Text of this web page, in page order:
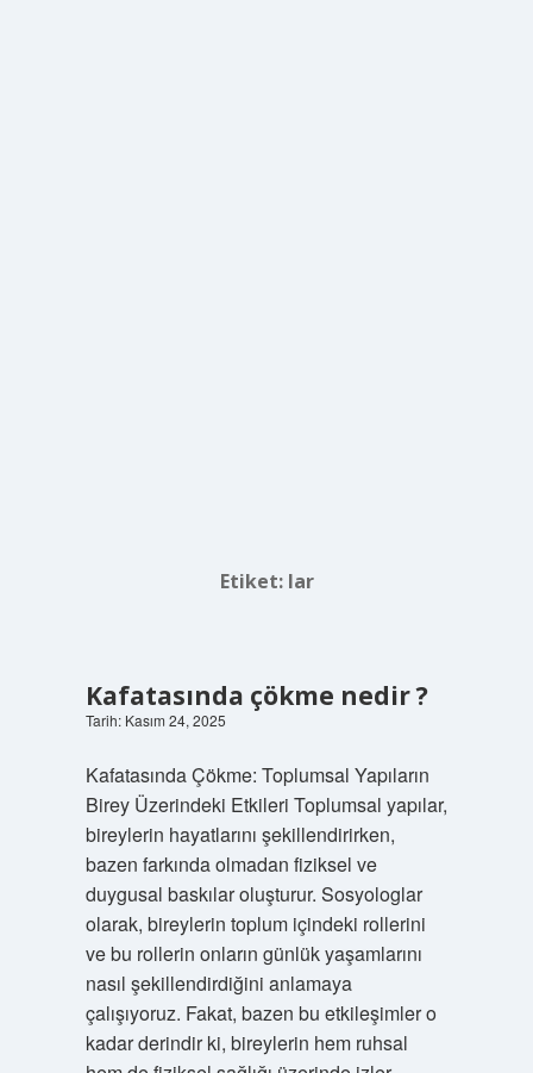
Etiket: lar
Kafatasında çökme nedir ?
Tarih: Kasım 24, 2025
Kafatasında Çökme: Toplumsal Yapıların
Birey Üzerindeki Etkileri Toplumsal yapılar,
bireylerin hayatlarını şekillendirirken,
bazen farkında olmadan fiziksel ve
duygusal baskılar oluşturur. Sosyologlar
olarak, bireylerin toplum içindeki rollerini
ve bu rollerin onların günlük yaşamlarını
nasıl şekillendirdiğini anlamaya
çalışıyoruz. Fakat, bazen bu etkileşimler o
kadar derindir ki, bireylerin hem ruhsal